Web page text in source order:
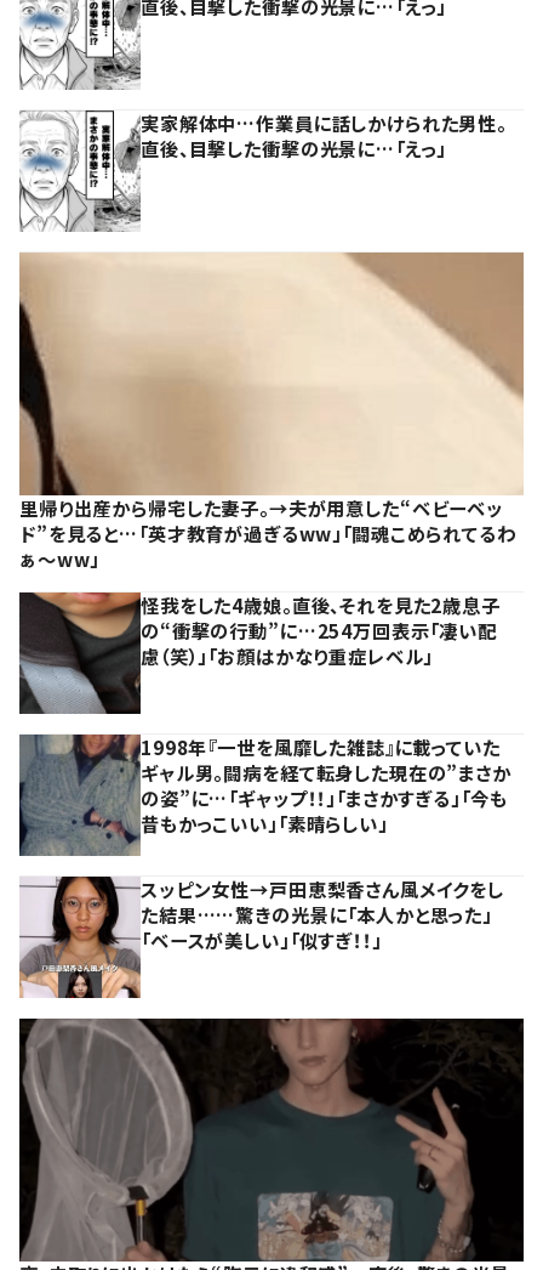
直後、目撃した衝撃の光景に…「えっ」
実家解体中…作業員に話しかけられた男性。
直後、目撃した衝撃の光景に…「えっ」
里帰り出産から帰宅した妻子。→夫が用意した“ベビーベッ
ド”を見ると…「英才教育が過ぎるww」「闘魂こめられてるわ
ぁ～ww」
怪我をした4歳娘。直後、それを見た2歳息子
の“衝撃の行動”に…254万回表示「凄い配
慮（笑）」「お顔はかなり重症レベル」
1998年『一世を風靡した雑誌』に載っていた
ギャル男。闘病を経て転身した現在の”まさか
の姿”に…「ギャップ！！」「まさかすぎる」「今も
昔もかっこいい」「素晴らしい」
スッピン女性→戸田恵梨香さん風メイクをし
た結果……驚きの光景に「本人かと思った」
「ベースが美しい」「似すぎ！！」